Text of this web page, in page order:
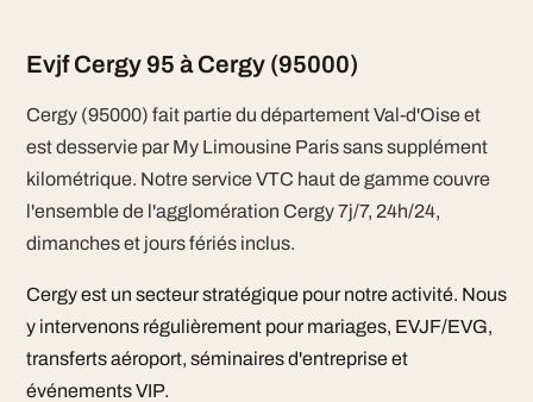
Evjf Cergy 95 à Cergy (95000)
Cergy (95000) fait partie du département Val-d'Oise et
est desservie par My Limousine Paris sans supplément
kilométrique. Notre service VTC haut de gamme couvre
l'ensemble de l'agglomération Cergy 7j/7, 24h/24,
dimanches et jours fériés inclus.
Cergy est un secteur stratégique pour notre activité. Nous
y intervenons régulièrement pour mariages, EVJF/EVG,
transferts aéroport, séminaires d'entreprise et
événements VIP.